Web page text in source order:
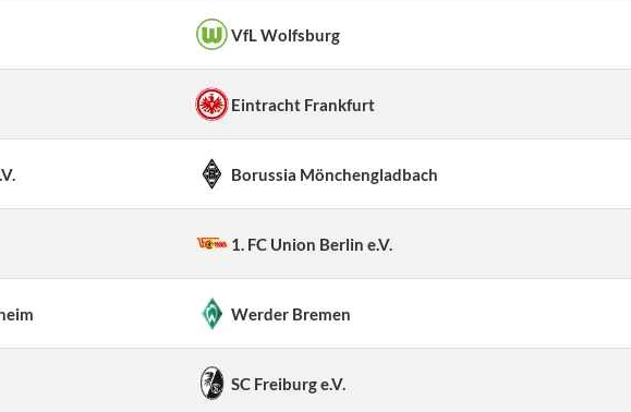
VfL Wolfsburg
Eintracht Frankfurt
Borussia Mönchengladbach
1. FC Union Berlin e.V.
Werder Bremen
SC Freiburg e.V.